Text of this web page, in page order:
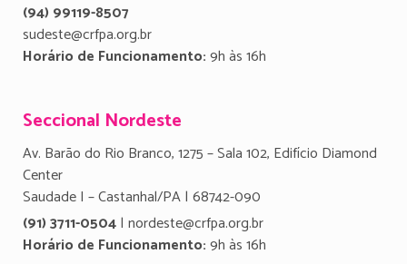
(94) 99119-8507
sudeste@crfpa.org.br
Horário de Funcionamento:9h às 16h
Seccional Nordeste
Av. Barão do Rio Branco, 1275 – Sala 102, Edifício Diamond
Center
Saudade I – Castanhal/PA | 68742-090
(91) 3711-0504| nordeste@crfpa.org.br
Horário de Funcionamento:9h às 16h